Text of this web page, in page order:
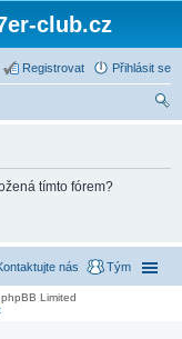
club.cz
Přihlásit se
Registrovat
tímto fórem?
Tým
nás
Limited